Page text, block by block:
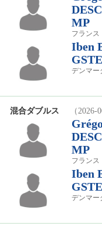
MP
フランス
Iben
デンマー
混合ダブルス （2026-
MP
フランス
Iben
デンマー